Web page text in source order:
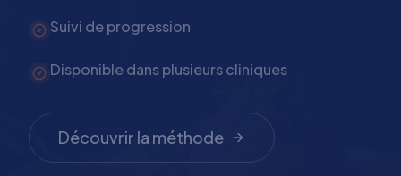
Suivi de progression
Disponible dans plusieurs cliniques
Découvrir la méthode